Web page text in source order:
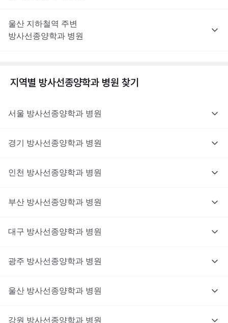
울산 지하철역 주변
방사선종양학과 병원
지역별 방사선종양학과 병원 찾기
서울 방사선종양학과 병원
경기 방사선종양학과 병원
인천 방사선종양학과 병원
부산 방사선종양학과 병원
대구 방사선종양학과 병원
광주 방사선종양학과 병원
울산 방사선종양학과 병원
강원 방사선종양학과 병원